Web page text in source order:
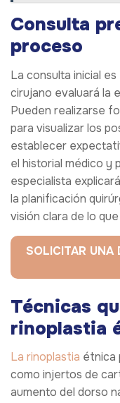
Consulta
proceso
La consulta inicial
cirujano evaluará la
Pueden realizarse
para visualizar los
establecer
el historial médico y
especialista
la planificación
visión clara de lo
SOLICITAR UNA
Técnicas
rinoplastia
La rinoplastia étnica
como injertos de
aumento del dorso